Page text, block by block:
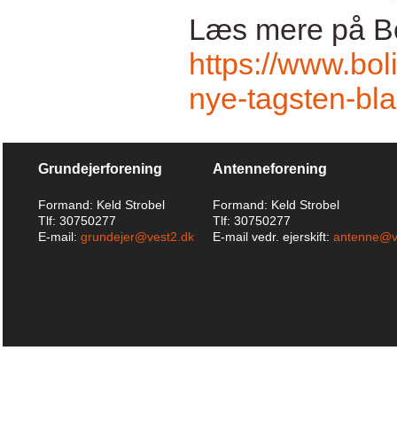
Læs mere på
https://
nye-tagsten-
Grundejerforening
Formand: Keld Strobel
Tlf: 30750277
E-mail: grundejer@vest2.dk
Antenneforening
Formand: Keld Strobel
Tlf: 30750277
E-mail vedr. ejerskift: